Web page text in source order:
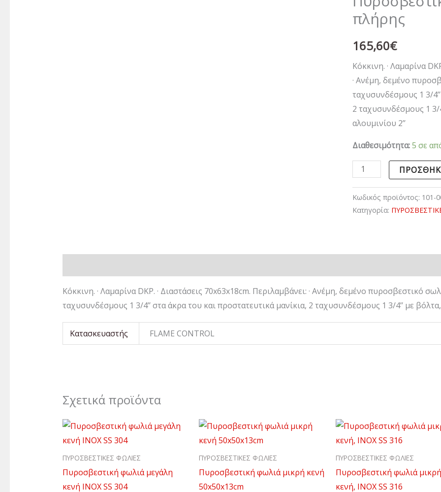
πλήρης
165,60€
Kόκκινη. · Λαμαρίνα
· Ανέμη, δεμένο
ταχυσυνδέσμους 1 3/
2 ταχυσυνδέσμους 1 3/
αλουμινίου 2’’
Διαθεσιμότητα:5 σε
ποσότητα
Κωδικός προϊόντος: 101-
Κατηγορία:
Kόκκινη. · Λαμαρίνα DKP. · Διαστάσεις 70x63x18cm. Περιλαμβάνει: · Ανέμη, δεμένο πυροσβεστικό
ταχυσυνδέσμους 1 3/4’’ στα άκρα του και προστατευτικά μανίκια, 2 ταχυσυνδέσμους 1 3/4’’ με βόλτα,
Κατασκευαστής FLAME CONTROL
Σχετικά προϊόντα
ΠΥΡΟΣΒΕΣΤΙΚΕΣ ΦΩΛΙΕΣ
Πυροσβεστική φωλιά μεγάλη
κενή ΙΝΟΧ SS 304
ΠΥΡΟΣΒΕΣΤΙΚΕΣ ΦΩΛΙΕΣ
Πυροσβεστική φωλιά μικρή κενή
50x50x13cm
ΠΥΡΟΣΒΕΣΤΙΚΕΣ ΦΩΛΙΕΣ
Πυροσβεστική φωλιά μικρή
κενή, ΙΝΟΧ SS 316